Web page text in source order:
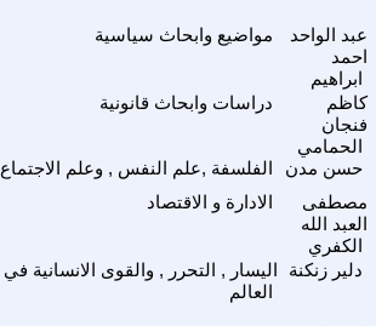
مواضيع وابحاث سياسية
عبد الواحد
احمد
ابراهيم
دراسات وابحاث قانونية
كاظم
فنجان
الحمامي
الفلسفة ,علم النفس , وعلم الاجتماع حسن مدن
الادارة و الاقتصاد
مصطفى
العبد الله
الكفري
اليسار , التحرر , والقوى الانسانية في
العالم
دلير زنكنة